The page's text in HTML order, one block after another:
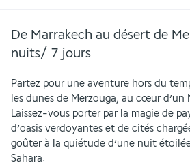
De Marrakech au désert de
nuits/ 7 jours
Partez pour une aventure hors du
les dunes de Merzouga, au cœur
Laissez-vous porter par la magie de
d’oasis verdoyantes et de cités
goûter à la quiétude d’une nuit
Sahara.